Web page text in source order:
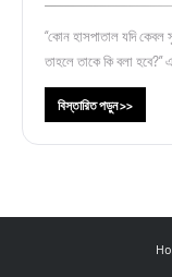
“কোন হাসপাতাল যদি কেবল
তাহলে তাকে কি বলা
বিস্তারিত পড়ুন >>